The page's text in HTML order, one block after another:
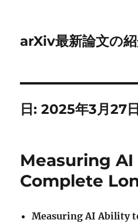
arXiv最新論文の
日:2025年3月27日
Measuring
Complete
Measuring AI Ability